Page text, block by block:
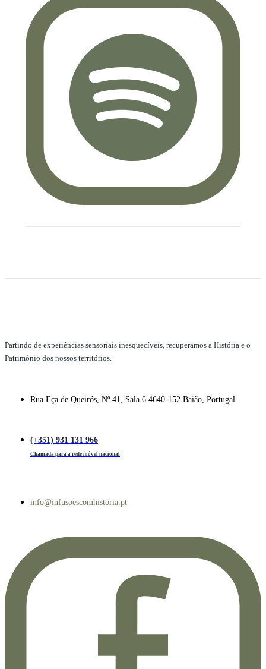
Partindo de experiências sensoriais inesquecíveis, recuperamos a História e o
Património dos nossos territórios.
Rua Eça de Queirós, Nº 41, Sala 6 4640-152 Baião, Portugal
(+351) 931 131 966
Chamada para a rede móvel nacional
info@infusoescomhistoria.pt